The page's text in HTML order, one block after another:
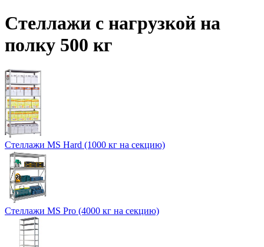
Стеллажи с нагрузкой на
полку 500 кг
Стеллажи MS Hard (1000 кг на секцию)
Стеллажи MS Pro (4000 кг на секцию)